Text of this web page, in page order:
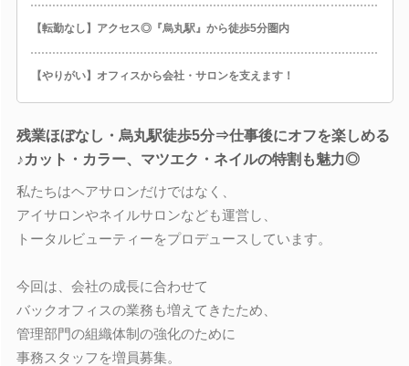
【転勤なし】アクセス◎『烏丸駅』から徒歩5分圏内
【やりがい】オフィスから会社・サロンを支えます！
残業ほぼなし・烏丸駅徒歩5分⇒仕事後にオフを楽しめる
♪カット・カラー、マツエク・ネイルの特割も魅力◎
私たちはヘアサロンだけではなく、
アイサロンやネイルサロンなども運営し、
トータルビューティーをプロデュースしています。
今回は、会社の成長に合わせて
バックオフィスの業務も増えてきたため、
管理部門の組織体制の強化のために
事務スタッフを増員募集。